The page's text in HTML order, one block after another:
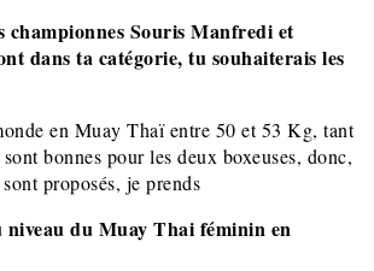
championnes Souris Manfredi et
dans ta catégorie, tu souhaiterais les
en Muay Thaï entre 50 et 53 Kg, tant
bonnes pour les deux boxeuses, donc,
proposés, je prends
niveau du Muay Thai féminin en